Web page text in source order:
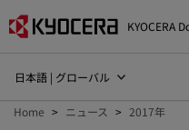
KYOCERA
日本語 | グローバル
Home ニュース 2017年